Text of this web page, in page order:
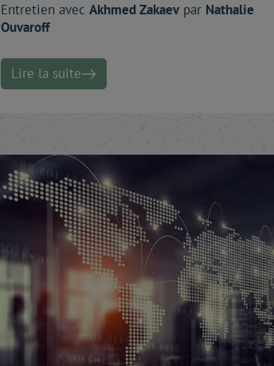
Entretien avec AkhmedZakaev par Nathalie
Ouvaroff
Lire la suite